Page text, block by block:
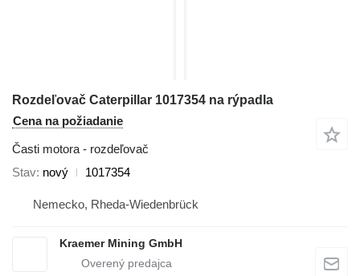
Rozdeľovač Caterpillar 1017354 na rýpadla
Cena na požiadanie
Časti motora - rozdeľovač
Stav nový 1017354
Nemecko, Rheda-Wiedenbrück
Kraemer Mining GmbH